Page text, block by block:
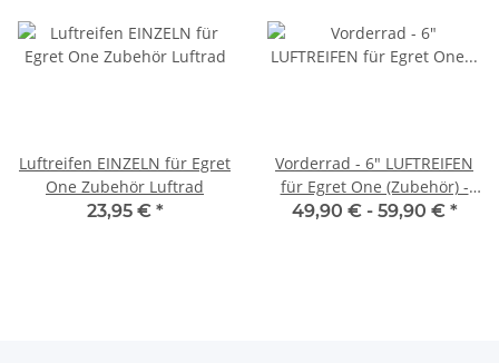
Luftreifen EINZELN für Egret
One Zubehör Luftrad
23,95 € *
Vorderrad - 6" LUFTREIFEN
für Egret One (Zubehör) -
NICHT FÜR EGRET EIGHT &
49,90 € - 59,90 € *